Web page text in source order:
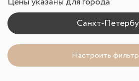
Настроить фильтр